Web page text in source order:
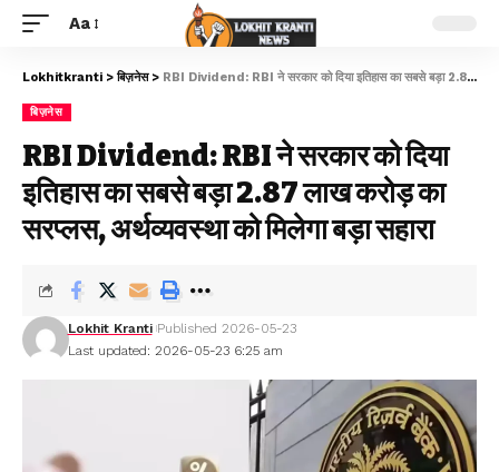
Aa
Lokhitkranti >बिज़नेस> RBI Dividend: RBI ने सरकार को दिया इतिहास का सबसे बड़ा ₹2.87 लाख करोड़ का सरप्लस, अर्थव्यवस्था को मिलेगा बड़ा सहारा
बिज़नेस
RBI Dividend: RBI ने सरकार को दिया
इतिहास का सबसे बड़ा ₹2.87 लाख करोड़ का
सरप्लस, अर्थव्यवस्था को मिलेगा बड़ा सहारा
Last updated: 2026-05-23 6:25 am
Lokhit Kranti Published 2026-05-23